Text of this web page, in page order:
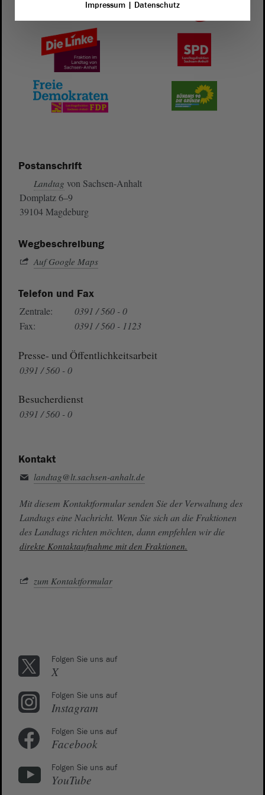
Postanschrift
Landtag von Sachsen-Anhalt
Domplatz 6–9
39104 Magdeburg
Wegbeschreibung
Auf Google Maps
Telefon und Fax
Zentrale:
0391 / 560 - 0
Fax:
0391 / 560 - 1123
Presse- und Öffentlichkeitsarbeit
0391 / 560 - 0
Besucherdienst
0391 / 560 - 0
Kontakt
landtag@lt.sachsen-anhalt.de
Mit diesem Kontaktformular senden Sie der Verwaltung des
Landtags eine Nachricht. Wenn Sie sich an die Fraktionen
des Landtags richten möchten, dann empfehlen wir die
direkte Kontaktaufnahme mit den Fraktionen.
zum Kontaktformular
Folgen Sie uns auf
X
Folgen Sie uns auf
Instagram
Folgen Sie uns auf
Facebook
Folgen Sie uns auf
YouTube
Impressum| Datenschutz